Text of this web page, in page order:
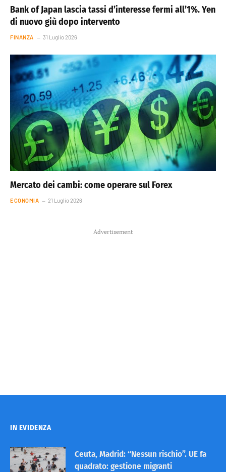
Bank of Japan lascia tassi d’interesse fermi all’1%. Yen
di nuovo giù dopo intervento
FINANZA 31 Luglio 2026
Mercato dei cambi: come operare sul Forex
ECONOMIA 21 Luglio 2026
Advertisement
IN EVIDENZA
Ceuta, Madrid: “Nessun rischio”. UE fa
quadrato: gestione migranti